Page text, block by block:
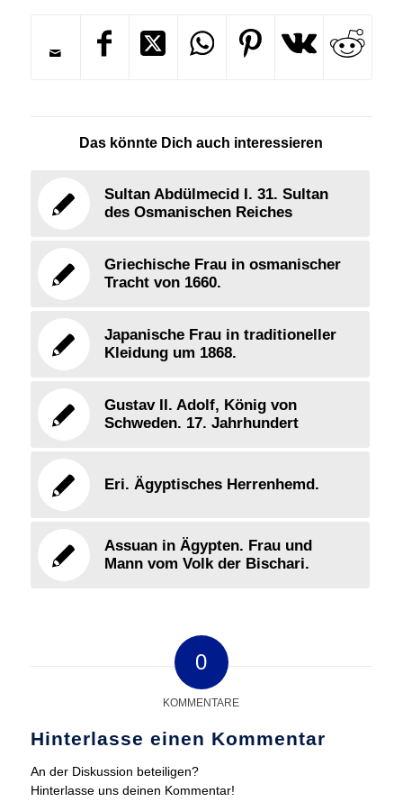
Das könnte Dich auch interessieren
Sultan Abdülmecid I. 31. Sultan
des Osmanischen Reiches
Griechische Frau in osmanischer
Tracht von 1660.
Japanische Frau in traditioneller
Kleidung um 1868.
Gustav II. Adolf, König von
Schweden. 17. Jahrhundert
Eri. Ägyptisches Herrenhemd.
Assuan in Ägypten. Frau und
Mann vom Volk der Bischari.
0
KOMMENTARE
Hinterlasse einen Kommentar
An der Diskussion beteiligen?
Hinterlasse uns deinen Kommentar!